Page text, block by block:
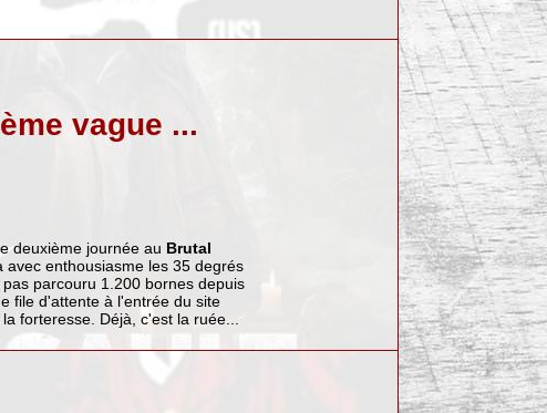
vague ...
deuxième journée au Brutal
enthousiasme les 35 degrés
parcouru 1.200 bornes depuis
file d'attente à l'entrée du site
forteresse. Déjà, c'est la ruée...